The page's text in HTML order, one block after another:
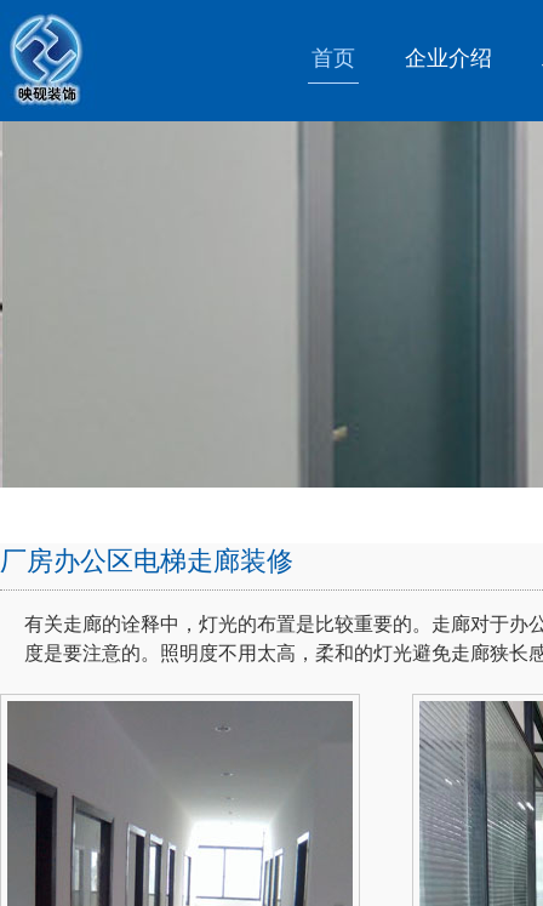
首页 企业介绍
厂房办公区电梯走廊装修
有关走廊的诠释中，灯光的布置是比较重要的。走廊对于
度是要注意的。照明度不用太高，柔和的灯光避免走廊狭